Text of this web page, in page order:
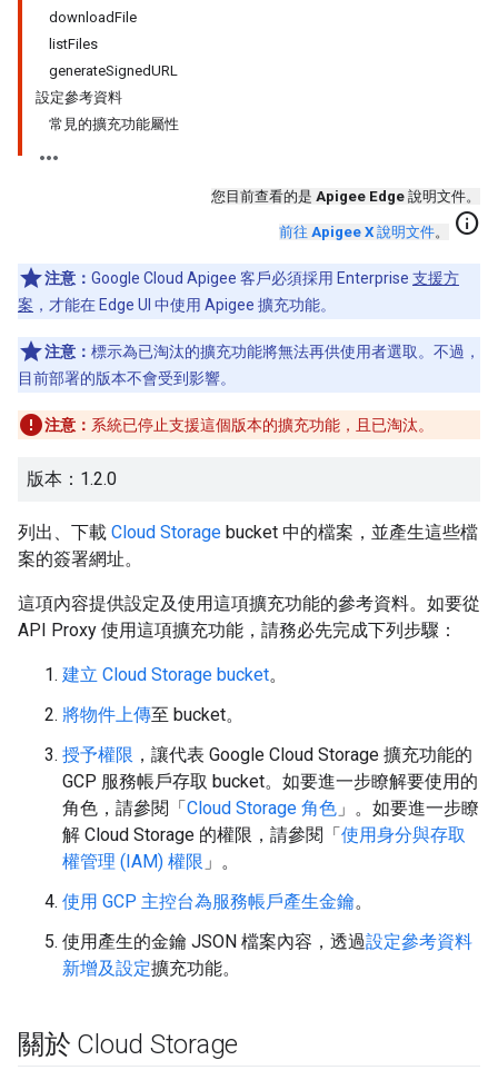
downloadFile
listFiles
generateSignedURL
設定參考資料
常見的擴充功能屬性
您目前查看的是 Apigee Edge 說明文件。
前往 Apigee X 說明文件。 info
注意： Google Cloud Apigee 客戶必須採用 Enterprise 支援方
案 ，才能在 Edge UI 中使用 Apigee 擴充功能。
注意： 標示為已淘汰的擴充功能將無法再供使用者選取。不過，
目前部署的版本不會受到影響。
注意： 系統已停止支援這個版本的擴充功能，且已淘汰。
版本：1.2.0
列出、下載 Cloud Storage bucket 中的檔案，並產生這些檔
案的簽署網址。
這項內容提供設定及使用這項擴充功能的參考資料。如要從
API Proxy 使用這項擴充功能，請務必先完成下列步驟：
建立 Cloud Storage bucket。
將物件上傳至 bucket。
授予權限 ，讓代表 Google Cloud Storage 擴充功能的
GCP 服務帳戶存取 bucket。如要進一步瞭解要使用的
角色，請參閱「Cloud Storage 角色 」。如要進一步瞭
解 Cloud Storage 的權限，請參閱「使用身分與存取
權管理 (IAM) 權限 」。
使用 GCP 主控台為服務帳戶產生金鑰。
使用產生的金鑰 JSON 檔案內容，透過設定參考資料
新增及設定擴充功能。
關於 Cloud Storage